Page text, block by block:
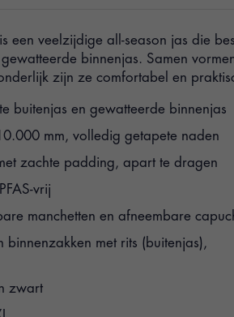
een veelzijdige all-season jas die
binnenjas. Samen
zijn ze comfortabel en
buitenjas en gewatteerde binnenjas
mm, volledig getapete naden
zachte padding, apart te dragen
vrij
manchetten en afneembare
binnenzakken met rits (buitenjas),
zwart